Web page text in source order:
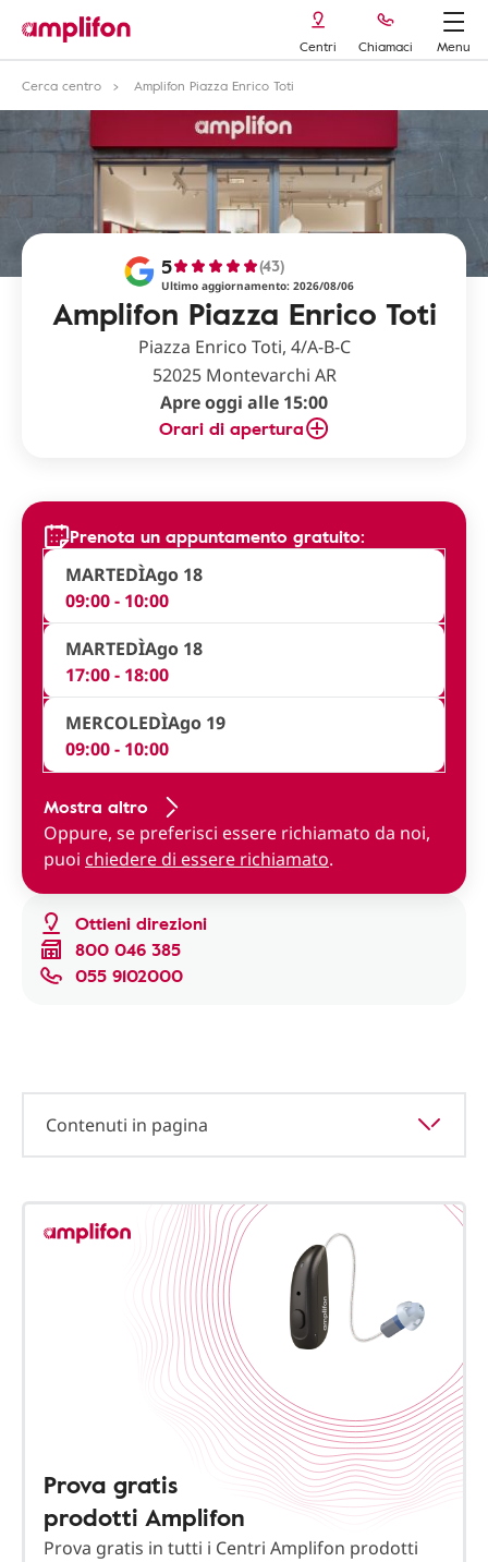
Centri Chiamaci
Menu
Cerca centro
Amplifon Piazza Enrico Toti
Amplifon Piazza Enrico Toti
5 (43)
Ultimo aggiornamento: 2026/08/06
Piazza Enrico Toti, 4/A-B-C
52025 Montevarchi AR
Apre oggi alle 15:00
Orari di apertura
Ottieni direzioni
800 046 385
055 9102000
Prenota un appuntamento gratuito:
MARTEDÌAgo 18
09:00 - 10:00
MARTEDÌAgo 18
17:00 - 18:00
MERCOLEDÌAgo 19
09:00 - 10:00
Mostra altro
Oppure, se preferisci essere richiamato da noi,
puoi chiedere di essere richiamato.
Contenuti in pagina
Prova gratis
prodotti Amplifon
Prova gratis in tutti i Centri Amplifon prodotti